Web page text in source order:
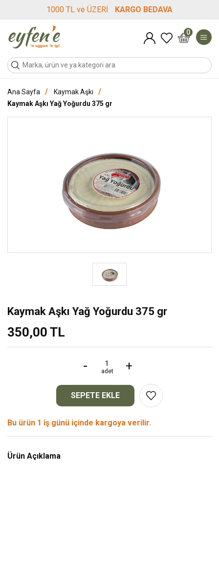
1000 TL ve ÜZERİ KARGO BEDAVA
0
Ana Sayfa / Kaymak Aşkı /
Kaymak Aşkı Yağ Yoğurdu 375 gr
Kaymak Aşkı Yağ Yoğurdu 375 gr
350,00 TL
- adet +
SEPETE EKLE
Bu ürün 1 iş günü içinde kargoya verilir.
Ürün Açıklama